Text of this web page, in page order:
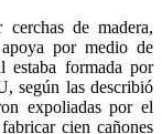
de madera,
por medio de
estaba formada por
según las describió
expoliadas por el
cien cañones